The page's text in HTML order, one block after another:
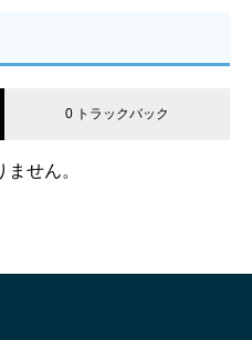
0 トラックバック
せん。